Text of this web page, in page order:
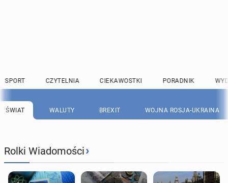
SPORT CZYTELNIA CIEKAWOSTKI PORADNIK
ŚWIAT WALUTY BREXIT WOJNA ROSJA-UKRAINA
Rolki Wiadomości›